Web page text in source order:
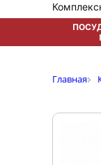
Главная